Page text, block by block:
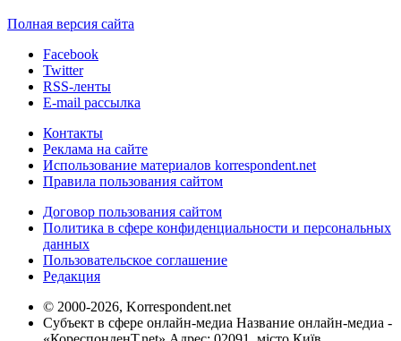
Полная версия сайта
Facebook
Twitter
RSS-ленты
E-mail рассылка
Контакты
Реклама на сайте
Использование материалов korrespondent.net
Правила пользования сайтом
Договор пользования сайтом
Политика в сфере конфиденциальности и персональных
данных
Пользовательское соглашение
Редакция
© 2000-2026, Korrespondent.net
Субъект в сфере онлайн-медиа Название онлайн-медиа -